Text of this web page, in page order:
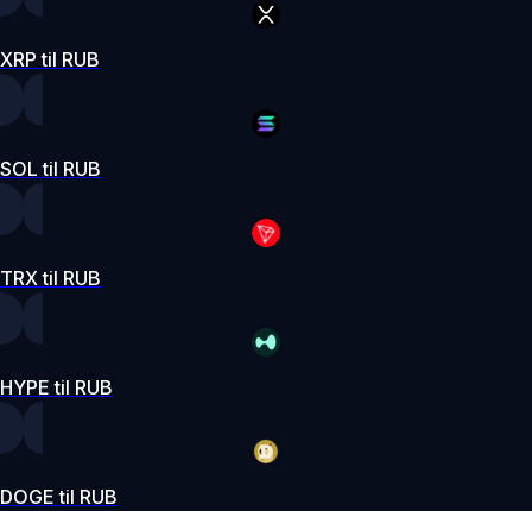
XRP til RUB
SOL til RUB
TRX til RUB
HYPE til RUB
DOGE til RUB